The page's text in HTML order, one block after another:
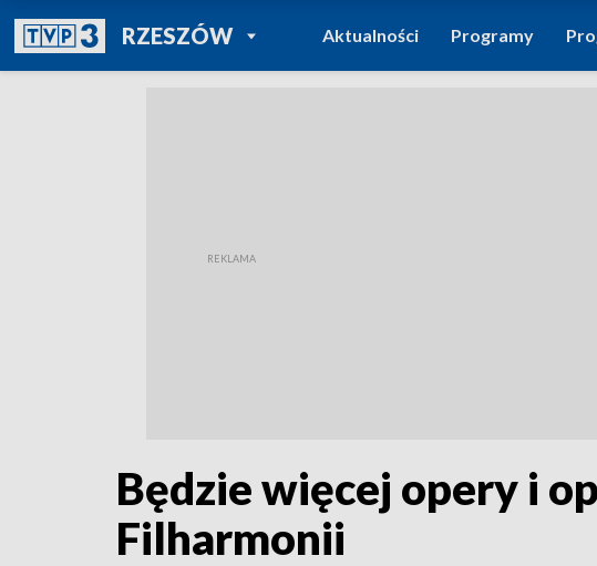
RZESZÓWPOWRÓT DO
TVP REGIONY
Aktualności Programy
Będzie więcej opery i
Filharmonii